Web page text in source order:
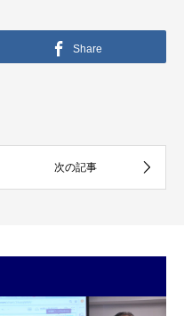
Share